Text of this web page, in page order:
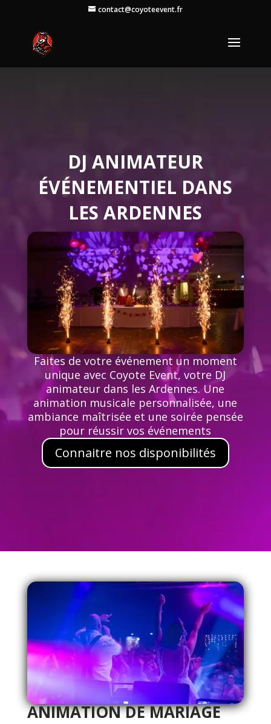
contact@coyoteevent.fr
DJ ANIMATEUR
ÉVÉNEMENTIEL DANS
LES ARDENNES
Faites de votre événement un moment
unique avec Coyote Event, votre DJ
animateur dans les Ardennes. Une
animation musicale personnalisée, une
ambiance maîtrisée et une soirée pensée
pour réussir vos événements
Connaitre nos disponibilités
ANIMATION DE MARIAGE